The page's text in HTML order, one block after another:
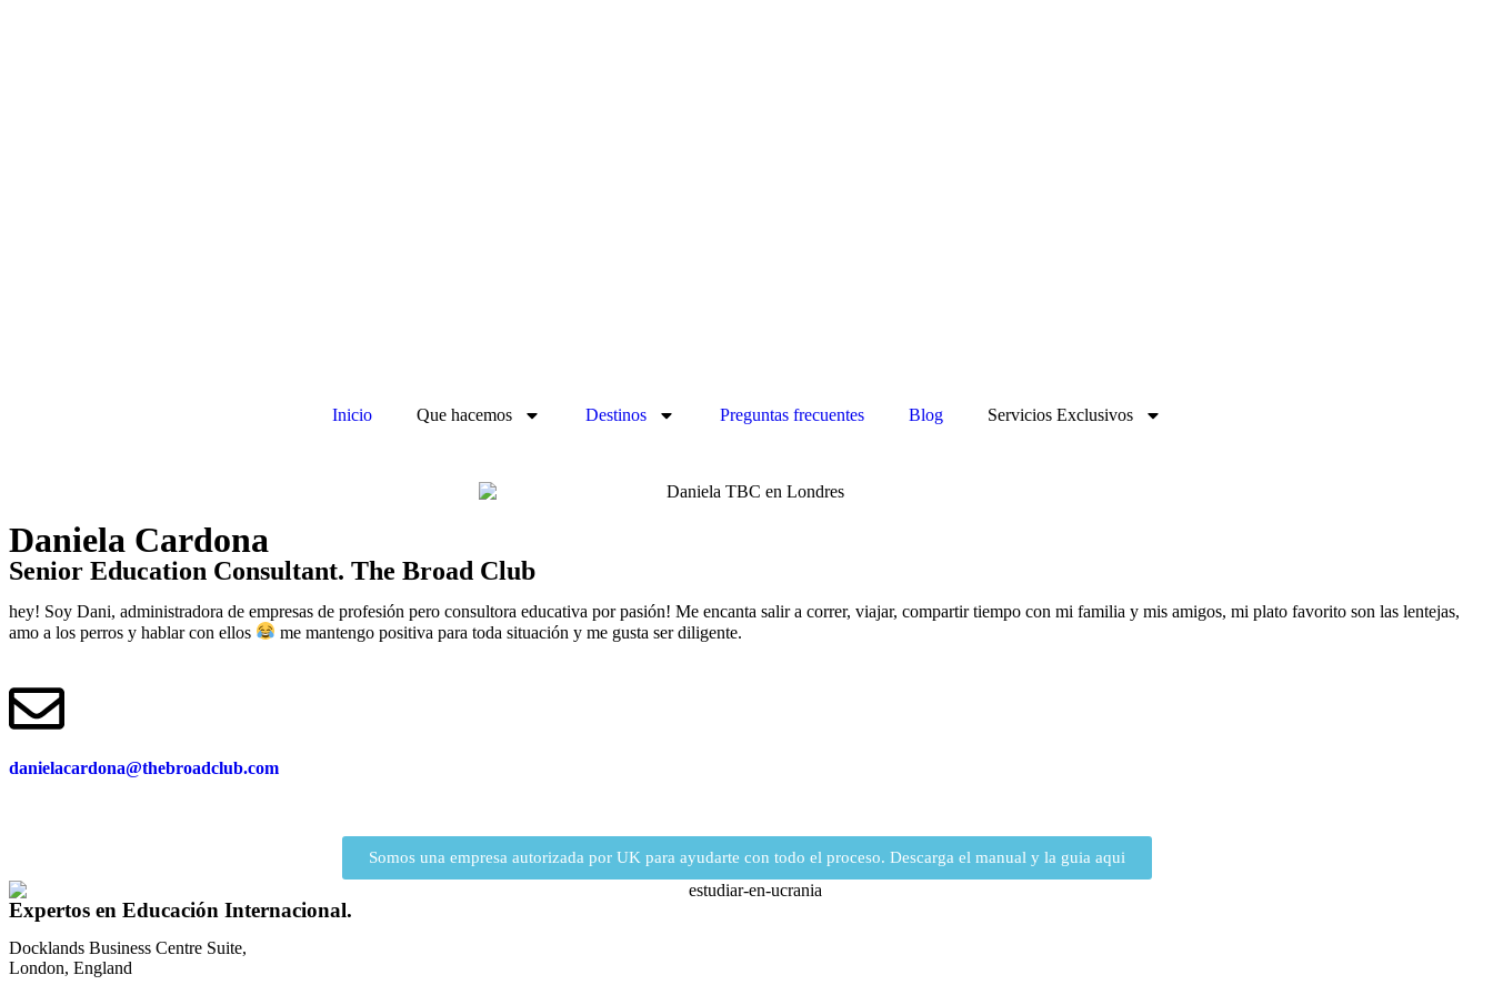
Inicio Que hacemos Destinos Preguntas frecuentes Blog Servicios Exclusivos
Daniela Cardona
Senior Education Consultant. The Broad Club
hey! Soy Dani, administradora de empresas de profesión pero consultora educativa por pasión! Me encanta salir a correr, viajar, compartir tiempo con mi familia y mis amigos, mi plato favorito son las lentejas,
amo a los perros y hablar con ellos
me mantengo positiva para toda situación y me gusta ser diligente.
danielacardona@thebroadclub.com
Somos una empresa autorizada por UK para ayudarte con todo el proceso. Descarga el manual y la guia aqui
Expertos en Educación Internacional.
Docklands Business Centre Suite,
London, England